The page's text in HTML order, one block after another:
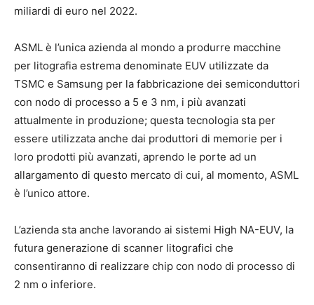
miliardi di euro nel 2022.
ASML è l’unica azienda al mondo a produrre macchine
per litografia estrema denominate EUV utilizzate da
TSMC e Samsung per la fabbricazione dei semiconduttori
con nodo di processo a 5 e 3 nm, i più avanzati
attualmente in produzione; questa tecnologia sta per
essere utilizzata anche dai produttori di memorie per i
loro prodotti più avanzati, aprendo le porte ad un
allargamento di questo mercato di cui, al momento, ASML
è l’unico attore.
L’azienda sta anche lavorando ai sistemi High NA-EUV, la
futura generazione di scanner litografici che
consentiranno di realizzare chip con nodo di processo di
2 nm o inferiore.